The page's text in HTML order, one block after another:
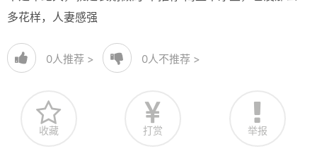
多花样，人妻感强
0人推荐 > 0人不推荐 >
收藏 打赏 举报